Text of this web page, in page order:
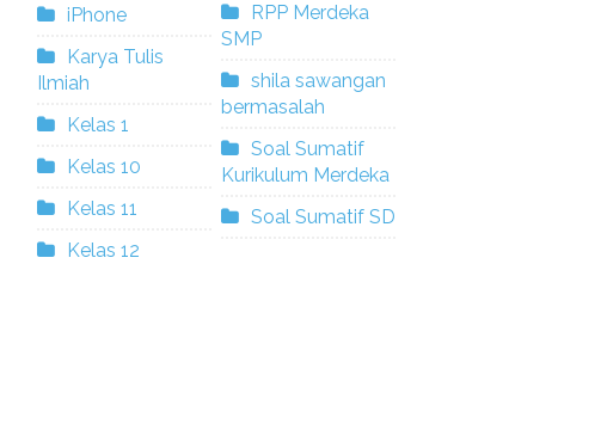
iPhone
Karya Tulis
Ilmiah
Kelas 1
Kelas 10
Kelas 11
Kelas 12
RPP Merdeka
SMP
shila sawangan
bermasalah
Soal Sumatif
Kurikulum Merdeka
Soal Sumatif SD